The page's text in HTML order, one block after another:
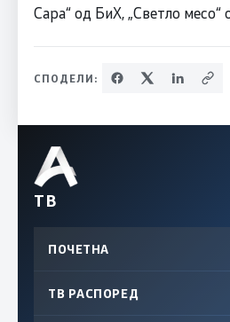
Сара“ од БиХ, „Светло месо“
СПОДЕЛИ:
ТВ
ПОЧЕТНА
ТВ РАСПОРЕД